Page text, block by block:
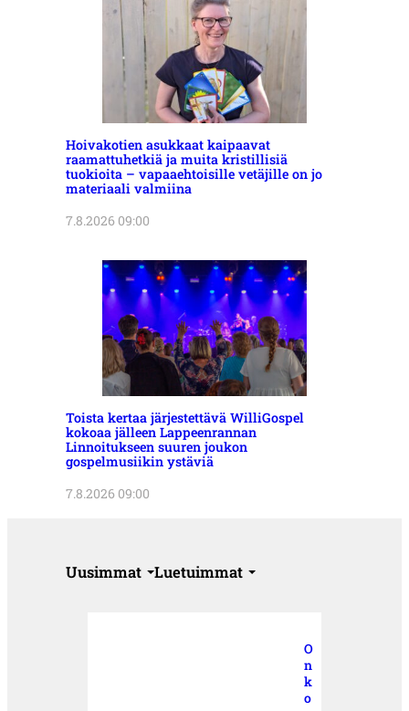
Hoivakotien asukkaat kaipaavat
raamattuhetkiä ja muita kristillisiä
tuokioita – vapaaehtoisille vetäjille on jo
materiaali valmiina
7.8.2026 09:00
Toista kertaa järjestettävä WilliGospel
kokoaa jälleen Lappeenrannan
Linnoitukseen suuren joukon
gospelmusiikin ystäviä
7.8.2026 09:00
Uusimmat Luetuimmat
O
n
k
o